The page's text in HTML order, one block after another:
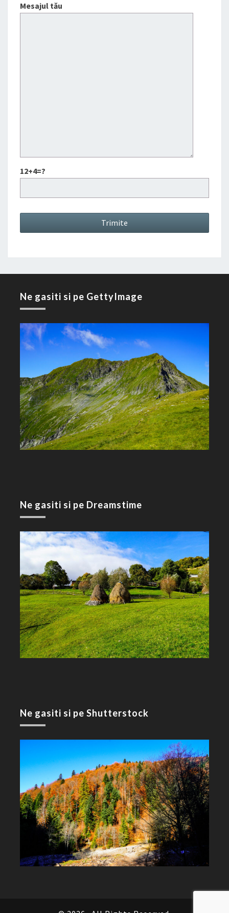
Mesajul tău
12+4=?
Ne gasiti si pe GettyImage
Ne gasiti si pe Dreamstime
Ne gasiti si pe Shutterstock